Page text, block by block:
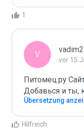
1
V
vor 15
Питомец.ру
Добавься и ты,
Übersetzung
Hilfreich